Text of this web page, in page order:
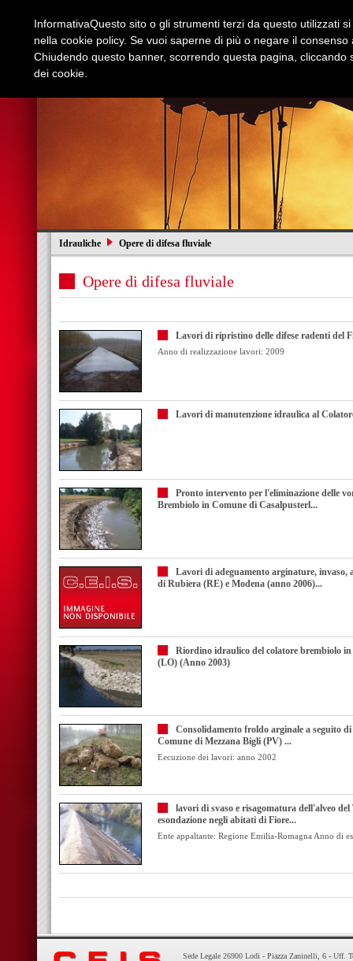
Idrauliche Opere di difesa fluviale
Opere di difesa fluviale
Lavori di ripristino delle difese radenti del
Anno di realizzazione lavori: 2009
Lavori di manutenzione idraulica al
Pronto intervento per l'eliminazione delle
Brembiolo in Comune di Casalpusterl...
Lavori di adeguamento arginature, invaso,
di Rubiera (RE) e Modena (anno 2006)...
Riordino idraulico del colatore brembiolo
(LO) (Anno 2003)
Consolidamento froldo arginale a seguito
Comune di Mezzana Bigli (PV) ...
Eecuzione dei lavori: anno 2002
lavori di svaso e risagomatura dell'alveo
esondazione negli abitati di Fiore...
Ente appaltante: Regione Emilia-Romagna Anno di
Sede Legale 26900 Lodi - Piazza Zaninelli, 6 - Uff.
InformativaQuesto sito o gli strumenti terzi da questo utilizzati
nella cookie policy. Se vuoi saperne di più o negare il
Chiudendo questo banner, scorrendo questa pagina,
dei cookie.